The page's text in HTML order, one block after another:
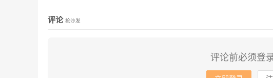
评论 抢沙发
评论前必须登录